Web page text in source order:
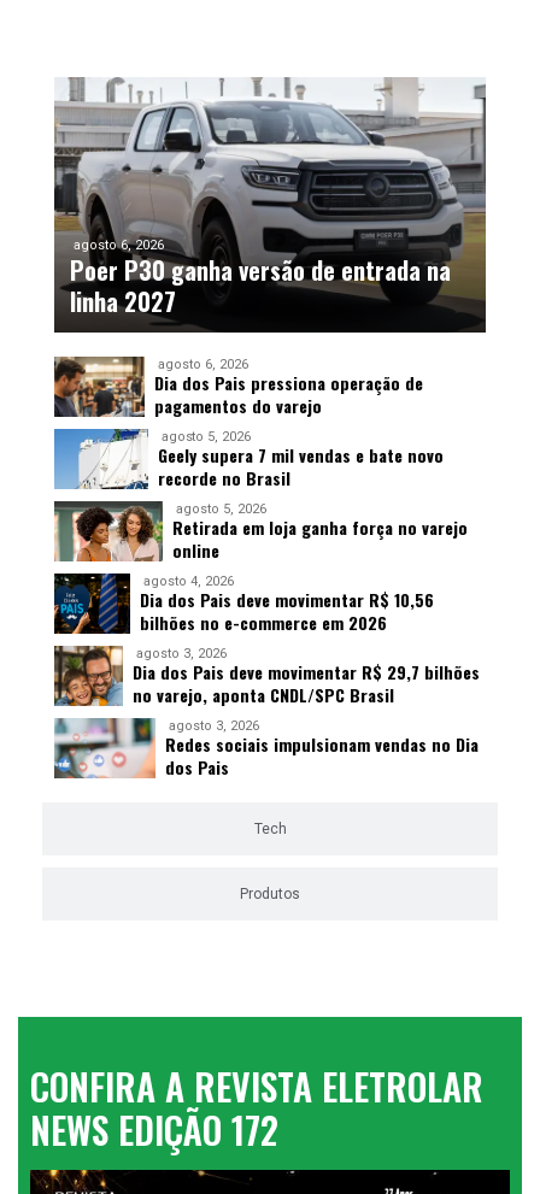
Tech
Produtos
agosto 6, 2026
Poer P30 ganha versão de entrada na
linha 2027
agosto 6, 2026
Dia dos Pais pressiona operação de
pagamentos do varejo
agosto 5, 2026
Geely supera 7 mil vendas e bate novo
recorde no Brasil
agosto 5, 2026
Retirada em loja ganha força no varejo
online
agosto 4, 2026
Dia dos Pais deve movimentar R$ 10,56
bilhões no e-commerce em 2026
agosto 3, 2026
Dia dos Pais deve movimentar R$ 29,7 bilhões
no varejo, aponta CNDL/SPC Brasil
agosto 3, 2026
Redes sociais impulsionam vendas no Dia
dos Pais
CONFIRA A REVISTA ELETROLAR
NEWS EDIÇÃO 172